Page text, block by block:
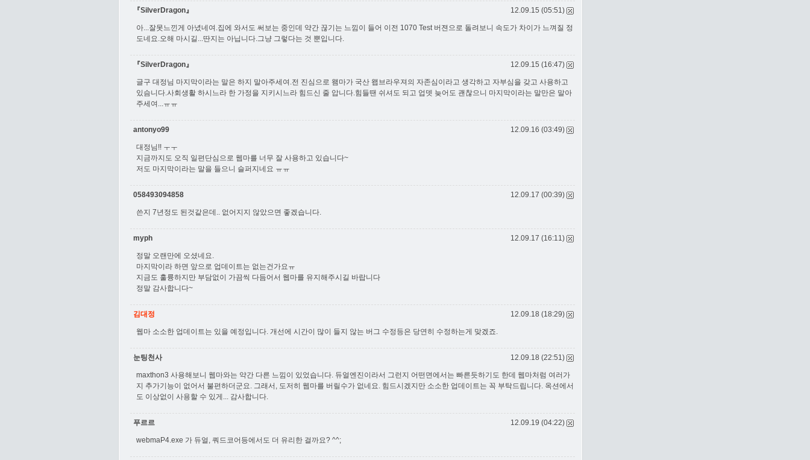
『SilverDragon』 12.09.15 (05:51)
아...잘못느낀게 아녔네여.집에 와서도 써보는 중인데 약간 끊기는 느낌이 들어 이전 1070 Test 버젼으로 돌려보니 속도가 차이가 느껴질 정
도네요.오해 마시길...딴지는 아닙니다.그냥 그렇다는 것 뿐입니다.
『SilverDragon』 12.09.15 (16:47)
글구 대정님 마지막이라는 말은 하지 말아주세여.전 진심으로 왬마가 국산 왭브라우져의 자존심이라고 생각하고 자부심을 갖고 사용하고
있슴니다.사회생활 하시느라 한 가정을 지키시느라 힘드신 줄 압니다.힘들땐 쉬셔도 되고 업뎃 늦어도 괜찮으니 마지막이라는 말만은 말아
주세여...ㅠㅠ
antonyo99 12.09.16 (03:49)
대정님!! ㅜㅜ
지금까지도 오직 일편단심으로 웹마를 너무 잘 사용하고 있습니다~
저도 마지막이라는 말을 들으니 슬퍼지네요 ㅠㅠ
058493094858 12.09.17 (00:39)
쓴지 7년정도 된것같은데.. 없어지지 않았으면 좋겠습니다.
myph 12.09.17 (16:11)
정말 오랜만에 오셨네요.
마지막이라 하면 앞으로 업데이트는 없는건가요ㅠ
지금도 훌륭하지만 부담없이 가끔씩 다듬어서 웹마를 유지해주시길 바랍니다
정말 감사합니다~
김대정 12.09.18 (18:29)
웹마 소소한 업데이트는 있을 예정입니다. 개선에 시간이 많이 들지 않는 버그 수정등은 당연히 수정하는게 맞겠죠.
눈팅천사 12.09.18 (22:51)
maxthon3 사용해보니 웹마와는 약간 다른 느낌이 있었습니다. 듀얼엔진이라서 그런지 어떤면에서는 빠른듯하기도 한데 웹마처럼 여러가
지 추가기능이 없어서 불편하더군요. 그래서, 도저히 웹마를 버릴수가 없네요. 힘드시겠지만 소소한 업데이트는 꼭 부탁드립니다. 옥션에서
도 이상없이 사용할 수 있게... 감사합니다.
푸르르 12.09.19 (04:22)
webmaP4.exe 가 듀얼, 쿼드코어등에서도 더 유리한 걸까요? ^^;